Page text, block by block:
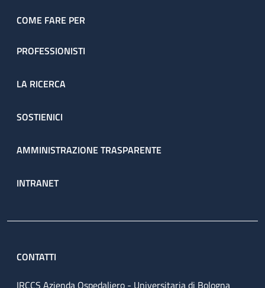
attraverso il percorso ambulatoriale complesso (PAC).
COME FARE PER
PROFESSIONISTI
LA RICERCA
SOSTIENICI
AMMINISTRAZIONE TRASPARENTE
INTRANET
CONTATTI